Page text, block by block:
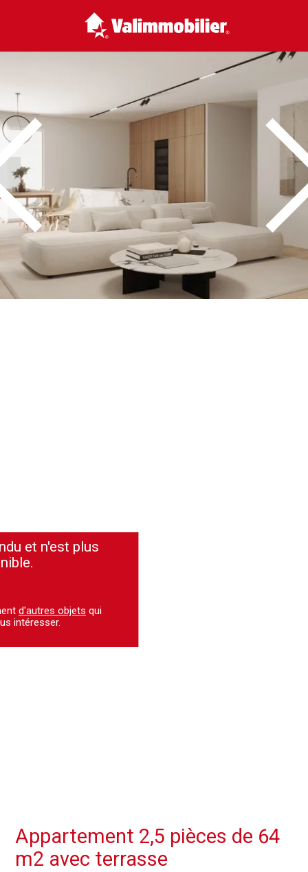
et n'est plus
d'autres objets qui
intéresser.
Appartement 2,5 pièces de 64
m2 avec terrasse